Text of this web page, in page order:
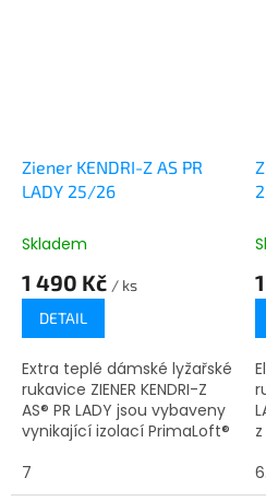
Ziener KENDRI-Z AS PR
LADY 25/26
Skladem
1 490 Kč / ks
DETAIL
Extra teplé dámské lyžařské
rukavice ZIENER KENDRI-Z
AS® PR LADY jsou vybaveny
vynikající izolací PrimaLoft®
dny. Membrána ZIENER
AQUASHIELD® se svými...
7